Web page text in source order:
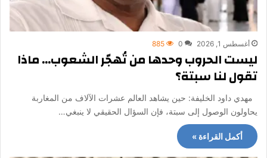
أغسطس 1, 2026 0
885
ليست الحروب وحدها من تُهجّر الشعوب… ماذا
تقول لنا سبتة؟
مهدي داود الخليفة: حين يشاهد العالم عشرات الآلاف من المغاربة
يحاولون الوصول إلى سبتة، فإن السؤال الحقيقي لا ينبغي…
أكمل القراءة »